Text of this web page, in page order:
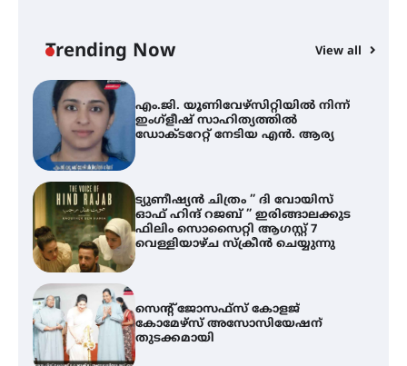
Trending Now View all
ട്യുണീഷ്യൻ ചിത്രം ” ദി വോയിസ്
ഓഫ് ഹിന്ദ് റജബ് ” ഇരിങ്ങാലക്കുട
ഫിലിം സൊസൈറ്റി ആഗസ്റ്റ് 7
വെള്ളിയാഴ്ച സ്‌ക്രീൻ ചെയ്യുന്നു
സെന്റ് ജോസഫ്സ് കോളജ്
കോമേഴ്‌സ് അസോസിയേഷന്
തുടക്കമായി
കോമേഴ്സ് എക്സ്പോയുമായി
എസ് എൻ ഹയർ സെക്കൻഡറി
വിദ്യാർത്ഥികൾ